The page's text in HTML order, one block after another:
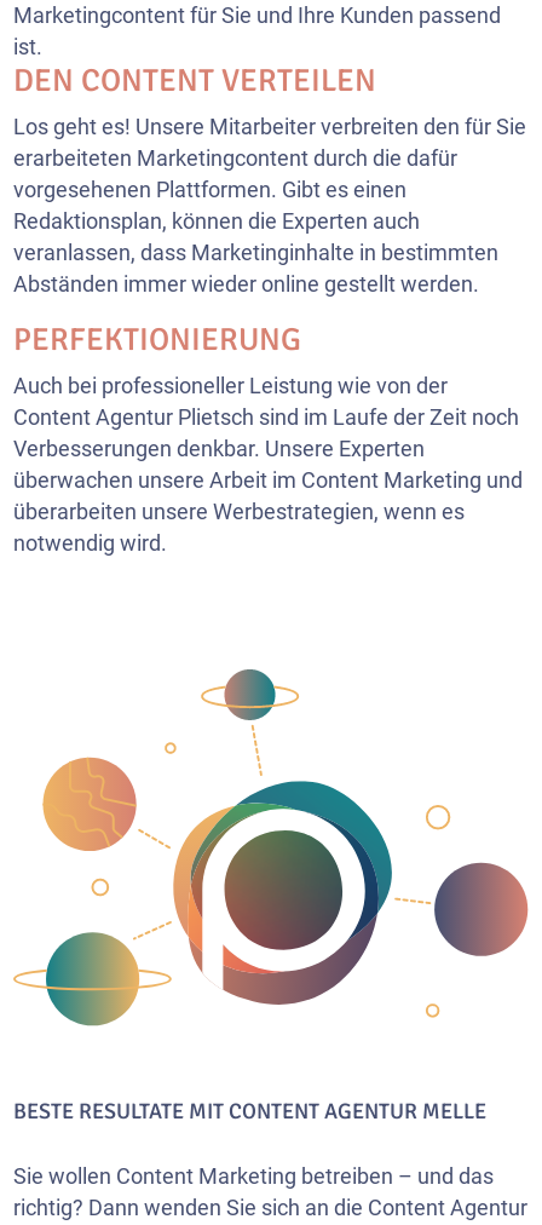
Marketingcontent für Sie und Ihre Kunden passend
ist.
DEN CONTENT VERTEILEN
Los geht es! Unsere Mitarbeiter verbreiten den für Sie
erarbeiteten Marketingcontent durch die dafür
vorgesehenen Plattformen. Gibt es einen
Redaktionsplan, können die Experten auch
veranlassen, dass Marketinginhalte in bestimmten
Abständen immer wieder online gestellt werden.
PERFEKTIONIERUNG
Auch bei professioneller Leistung wie von der
Content Agentur Plietsch sind im Laufe der Zeit noch
Verbesserungen denkbar. Unsere Experten
überwachen unsere Arbeit im Content Marketing und
überarbeiten unsere Werbestrategien, wenn es
notwendig wird.
BESTE RESULTATE MIT CONTENT AGENTUR MELLE
Sie wollen Content Marketing betreiben – und das
richtig? Dann wenden Sie sich an die Content Agentur